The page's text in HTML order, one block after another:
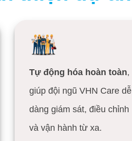
Tự động hóa hoàn toàn,
giúp đội ngũ VHN Care dễ
dàng giám sát, điều chỉnh
và vận hành từ xa.